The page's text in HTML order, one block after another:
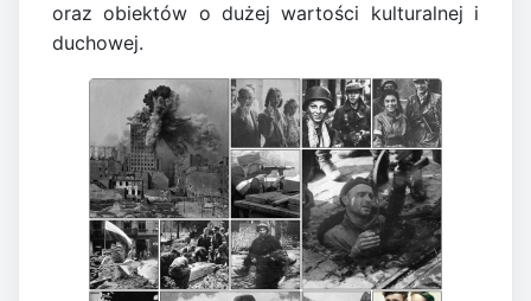
oraz obiektów o dużej wartości kulturalnej i
duchowej.